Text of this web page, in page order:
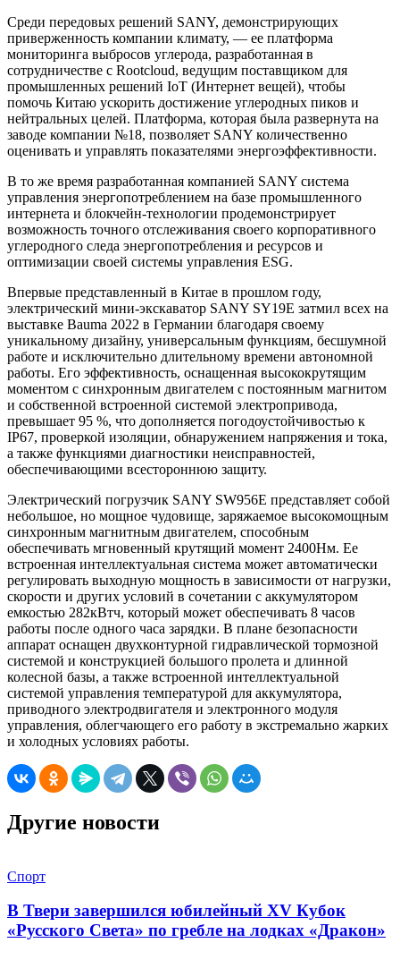
Среди передовых решений SANY, демонстрирующих
приверженность компании климату, — ее платформа
мониторинга выбросов углерода, разработанная в
сотрудничестве с Rootcloud, ведущим поставщиком для
промышленных решений IoT (Интернет вещей), чтобы
помочь Китаю ускорить достижение углеродных пиков и
нейтральных целей. Платформа, которая была развернута на
заводе компании №18, позволяет SANY количественно
оценивать и управлять показателями энергоэффективности.
В то же время разработанная компанией SANY система
управления энергопотреблением на базе промышленного
интернета и блокчейн-технологии продемонстрирует
возможность точного отслеживания своего корпоративного
углеродного следа энергопотребления и ресурсов и
оптимизации своей системы управления ESG.
Впервые представленный в Китае в прошлом году,
электрический мини-экскаватор SANY SY19E затмил всех на
выставке Bauma 2022 в Германии благодаря своему
уникальному дизайну, универсальным функциям, бесшумной
работе и исключительно длительному времени автономной
работы. Его эффективность, оснащенная высококрутящим
моментом с синхронным двигателем с постоянным магнитом
и собственной встроенной системой электропривода,
превышает 95 %, что дополняется погодоустойчивостью к
IP67, проверкой изоляции, обнаружением напряжения и тока,
а также функциями диагностики неисправностей,
обеспечивающими всестороннюю защиту.
Электрический погрузчик SANY SW956E представляет собой
небольшое, но мощное чудовище, заряжаемое высокомощным
синхронным магнитным двигателем, способным
обеспечивать мгновенный крутящий момент 2400Нм. Ее
встроенная интеллектуальная система может автоматически
регулировать выходную мощность в зависимости от нагрузки,
скорости и других условий в сочетании с аккумулятором
емкостью 282кВтч, который может обеспечивать 8 часов
работы после одного часа зарядки. В плане безопасности
аппарат оснащен двухконтурной гидравлической тормозной
системой и конструкцией большого пролета и длинной
колесной базы, а также встроенной интеллектуальной
системой управления температурой для аккумулятора,
приводного электродвигателя и электронного модуля
управления, облегчающего его работу в экстремально жарких
и холодных условиях работы.
Другие новости
Спорт
В Твери завершился юбилейный XV Кубок
«Русского Света» по гребле на лодках «Дракон»